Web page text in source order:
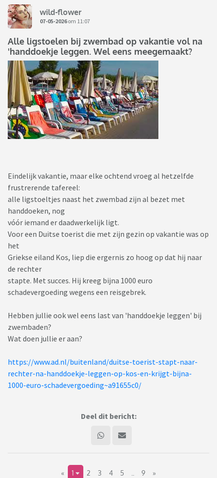
wild-flower
07-05-2026om 11:07
Alle ligstoelen bij zwembad op vakantie vol na
'handdoekje leggen. Wel eens meegemaakt?
Eindelijk vakantie, maar elke ochtend vroeg al hetzelfde
frustrerende tafereel:
alle ligstoeltjes naast het zwembad zijn al bezet met
handdoeken, nog
vóór iemand er daadwerkelijk ligt.
Voor een Duitse toerist die met zijn gezin op vakantie was op
het
Griekse eiland Kos, liep die ergernis zo hoog op dat hij naar
de rechter
stapte. Met succes. Hij kreeg bijna 1000 euro
schadevergoeding wegens een reisgebrek.
Hebben jullie ook wel eens last van 'handdoekje leggen' bij
zwembaden?
Wat doen jullie er aan?
https://www.ad.nl/buitenland/duitse-toerist-stapt-naar-
rechter-na-handdoekje-leggen-op-kos-en-krijgt-bijna-
1000-euro-schadevergoeding~a91655c0/
Deel dit bericht:
« 1 2 3 4 5 9 »